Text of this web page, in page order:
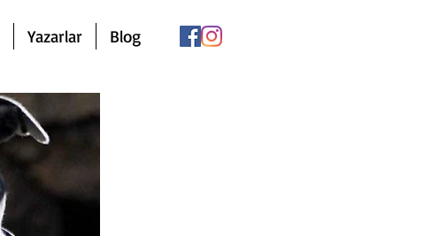
Yazarlar Blog